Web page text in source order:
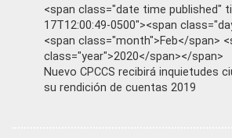
<span class="date time published"
17T12:00:49-0500"><span
<span class="month">Feb</span>
class="year">2020</span></span>
Nuevo CPCCS recibirá inquietudes
su rendición de cuentas 2019